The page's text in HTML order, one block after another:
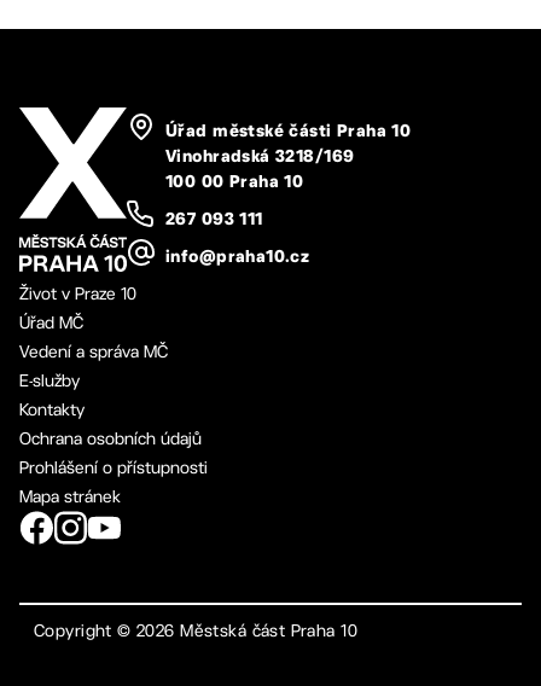
Úřad městské části Praha 10
Vinohradská 3218/169
100 00 Praha 10
267 093 111
info@praha10.cz
Život v Praze 10
Úřad MČ
Vedení a správa MČ
E-služby
Kontakty
Ochrana osobních údajů
Prohlášení o přístupnosti
Mapa stránek
Copyright ©2026 Městská část Praha 10